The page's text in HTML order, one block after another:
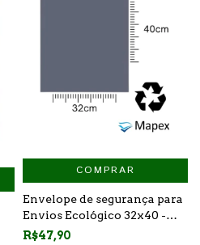
COMPRAR
Envelope de segurança para
Envios Ecológico 32x40 -
100un
R$47,90